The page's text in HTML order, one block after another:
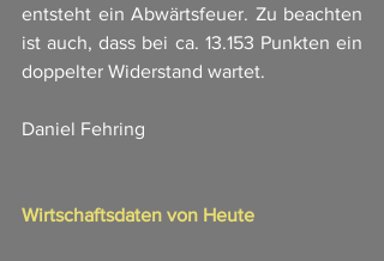
entsteht ein Abwärtsfeuer. Zu beachten
ist auch, dass bei ca. 13.153 Punkten ein
doppelter Widerstand wartet.
Daniel Fehring
Wirtschaftsdaten von Heute